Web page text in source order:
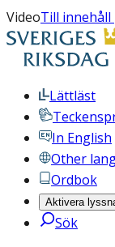
VideoTill innehåll
Lättläst
In English
Other
Ordbok
Aktivera
Sök